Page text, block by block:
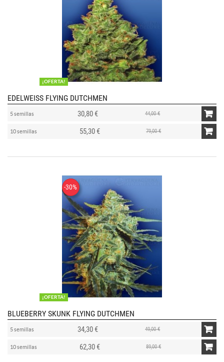
¡OFERTA!
EDELWEISS FLYING DUTCHMEN
5 semillas 30,80 € 44,00 €
10 semillas 55,30 € 79,00 €
-30%
¡OFERTA!
BLUEBERRY SKUNK FLYING DUTCHMEN
5 semillas 34,30 € 49,00 €
10 semillas 62,30 € 89,00 €